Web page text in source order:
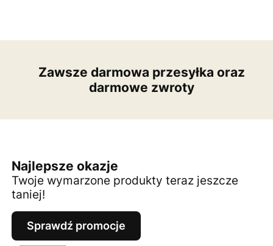
Zawsze darmowa przesyłka oraz
darmowe zwroty
Najlepsze okazje
Twoje wymarzone produkty teraz jeszcze
taniej!
Sprawdź promocje